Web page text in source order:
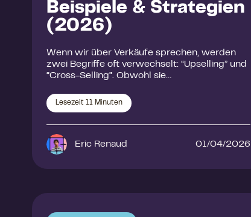
Beispiele & Strategien
(2026)
Wenn wir über Verkäufe sprechen, werden
zwei Begriffe oft verwechselt: “Upselling” und
“Cross-Selling”. Obwohl sie…
Lesezeit 11 Minuten
Eric Renaud 01/04/2026